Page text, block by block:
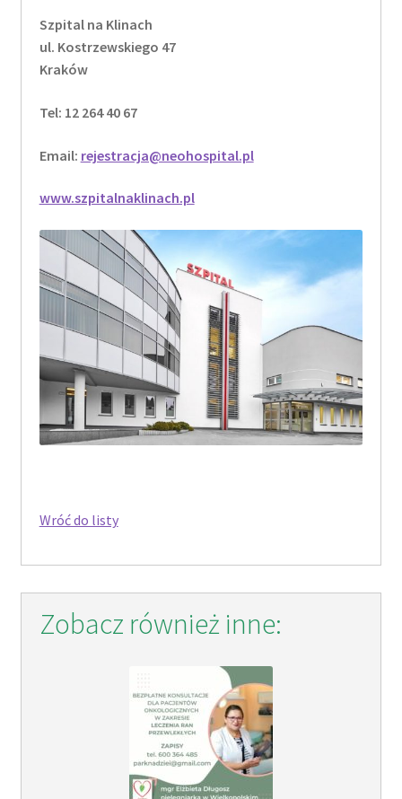
Szpital na Klinach
ul. Kostrzewskiego 47
Kraków
Tel: 12 264 40 67
Email: rejestracja@neohospital.pl
www.szpitalnaklinach.pl
Wróć do listy
Zobacz również inne: